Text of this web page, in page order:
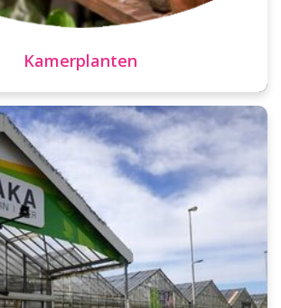
Kamerplanten